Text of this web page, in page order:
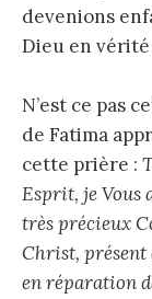
devenions
Dieu en
N’est ce pas
de Fatima
cette prière :
Esprit, je Vous
très précieux
Christ, présent
en réparation